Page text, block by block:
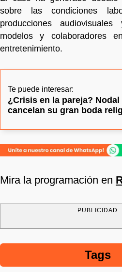
sobre las condiciones
producciones
modelos y colaboradores
entretenimiento.
Te puede interesar:
¿Crisis en la pareja?
cancelan su gran boda
Mira la programación en
PUBLICIDAD
Tags